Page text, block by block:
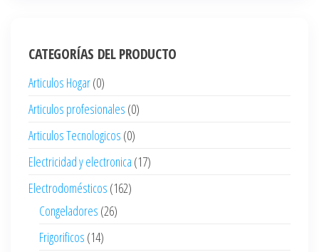
CATEGORÍAS DEL PRODUCTO
Articulos Hogar(0)
Articulos profesionales (0)
Articulos Tecnologicos (0)
Electricidad y electronica (17)
Electrodomésticos (162)
Congeladores (26)
Frigorificos (14)